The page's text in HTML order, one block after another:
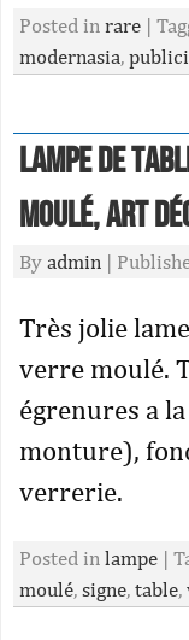
Posted in rare |
modernasia,
Lampe de
moulé, Art
By admin |
Très jolie
verre moulé.
égrenures a
monture),
verrerie.
Posted in lampe |
moulé, signe, table,